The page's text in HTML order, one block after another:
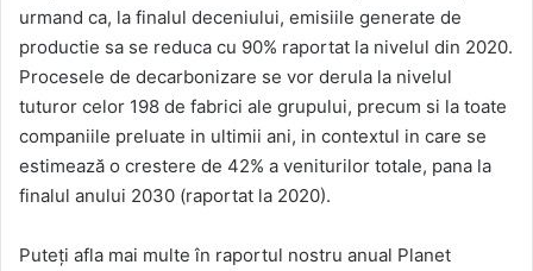
urmand ca, la finalul deceniului, emisiile generate de
productie sa se reduca cu 90% raportat la nivelul din 2020.
Procesele de decarbonizare se vor derula la nivelul
tuturor celor 198 de fabrici ale grupului, precum si la toate
companiile preluate in ultimii ani, in contextul in care se
estimează o crestere de 42% a veniturilor totale, pana la
finalul anului 2030 (raportat la 2020).
Puteți afla mai multe în raportul nostru anual Planet